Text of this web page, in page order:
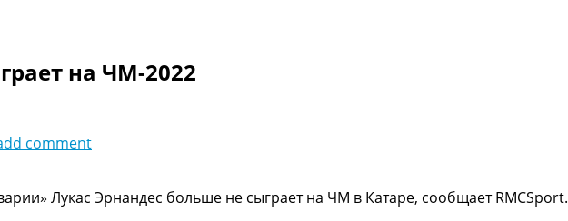
на ЧМ-2022
comment
Лукас Эрнандес больше не сыграет на ЧМ в Катаре, сообщает RMCSport.